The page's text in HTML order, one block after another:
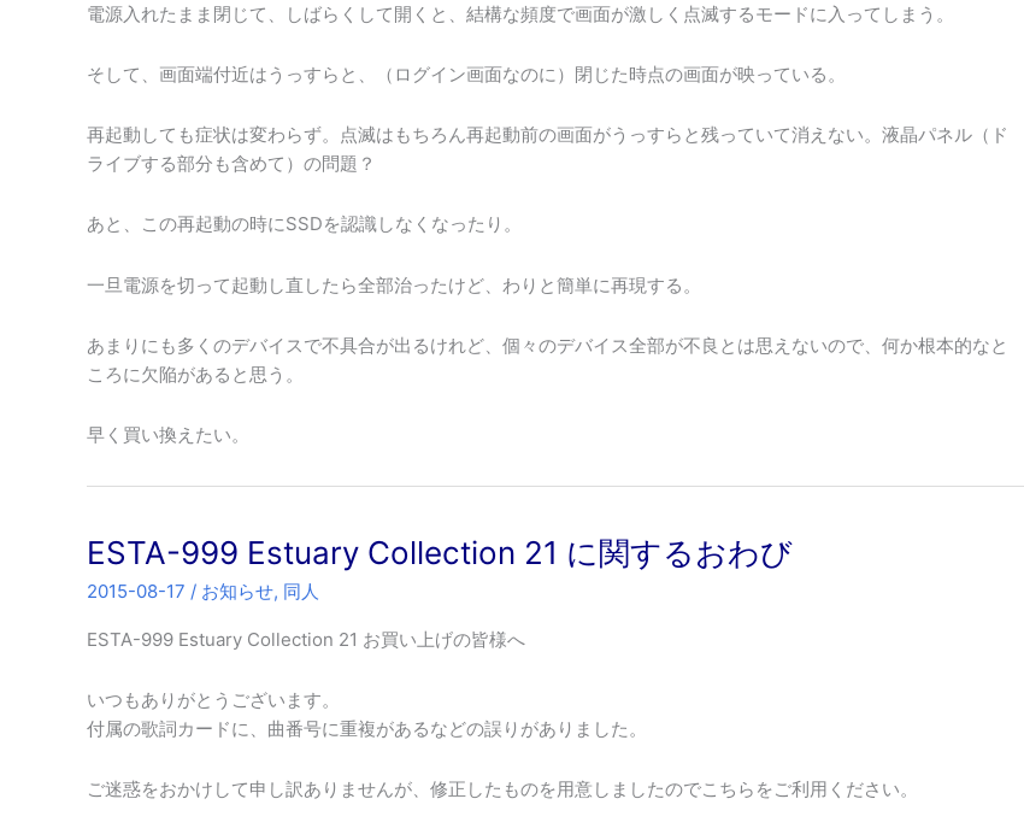
電源入れたまま閉じて、しばらくして開くと、結構な頻度で画面が激しく点滅するモードに入ってしまう。
そして、画面端付近はうっすらと、（ログイン画面なのに）閉じた時点の画面が映っている。
再起動しても症状は変わらず。点滅はもちろん再起動前の画面がうっすらと残っていて消えない。液晶パネル（ド
ライブする部分も含めて）の問題？
あと、この再起動の時にSSDを認識しなくなったり。
一旦電源を切って起動し直したら全部治ったけど、わりと簡単に再現する。
あまりにも多くのデバイスで不具合が出るけれど、個々のデバイス全部が不良とは思えないので、何か根本的なと
ころに欠陥があると思う。
早く買い換えたい。
ESTA-999 Estuary Collection 21 に関するおわび
2015-08-17 / お知らせ, 同人
ESTA-999 Estuary Collection 21 お買い上げの皆様へ
いつもありがとうございます。
付属の歌詞カードに、曲番号に重複があるなどの誤りがありました。
ご迷惑をおかけして申し訳ありませんが、修正したものを用意しましたのでこちらをご利用ください。